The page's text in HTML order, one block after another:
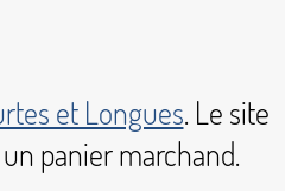
et Longues. Le site
panier marchand.